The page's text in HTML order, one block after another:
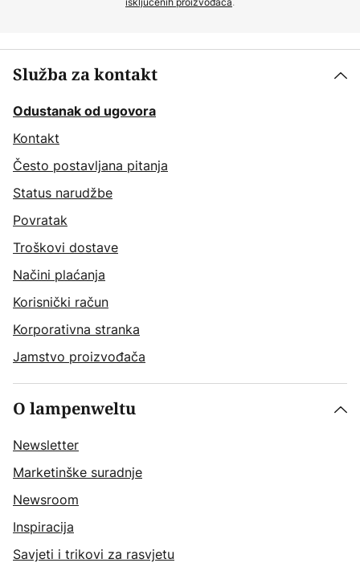
Služba za kontakt
Odustanak od ugovora
Kontakt
Često postavljana pitanja
Status narudžbe
Povratak
Troškovi dostave
Načini plaćanja
Korisnički račun
Korporativna stranka
Jamstvo proizvođača
O lampenweltu
Newsletter
Marketinške suradnje
Newsroom
Inspiracija
Savjeti i trikovi za rasvjetu